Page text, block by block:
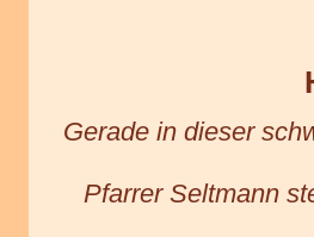
Gerade in dieser
Pfarrer Seltmann